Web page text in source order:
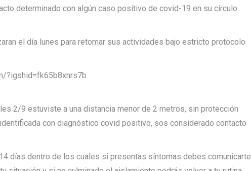
determinado con algún caso positivo de covid-19 en su círculo
el día lunes para retomar sus actividades bajo estricto protocolo
?igshid=fk65b8xnrs7b
2/9 estuviste a una distancia menor de 2 metros, sin protección
con diagnóstico covid positivo, sos considerado contacto
días dentro de los cuales si presentas síntomas debes comunicarte